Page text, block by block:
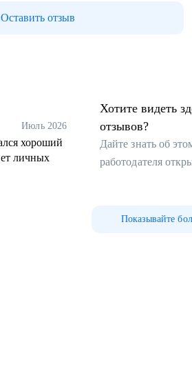
Оставить отзыв
Июль 2026
хороший
личных
Хотите видеть
отзывов?
Дайте знать об
работодателя
Показывайте